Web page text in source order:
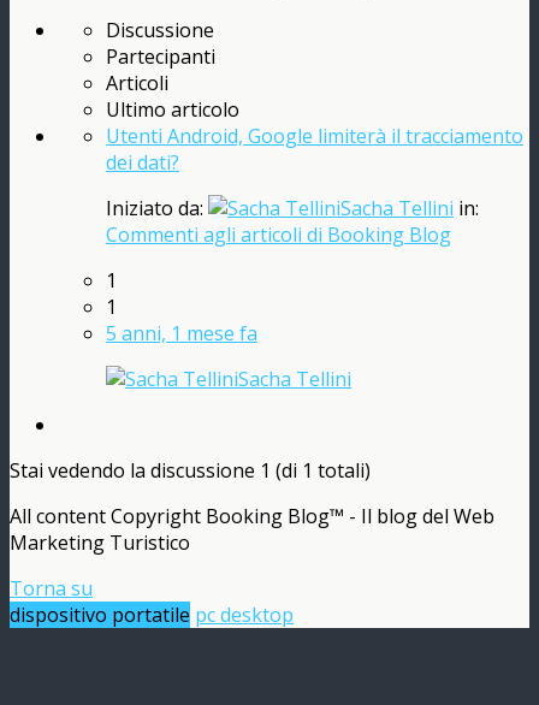
Discussione
Partecipanti
Articoli
Ultimo articolo
Utenti Android, Google limiterà il tracciamento
dei dati?
Iniziato da:
Sacha Tellini in:
Commenti agli articoli di Booking Blog
1
1
5 anni, 1 mese fa
Sacha Tellini
Stai vedendo la discussione 1 (di 1 totali)
All content Copyright Booking Blog™ - Il blog del Web
Marketing Turistico
Torna su
dispositivo portatile pc desktop